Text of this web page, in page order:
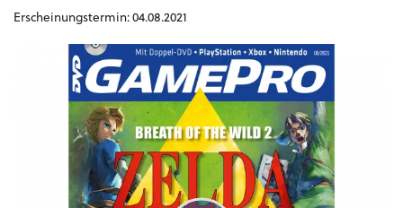
Erscheinungstermin: 04.08.2021